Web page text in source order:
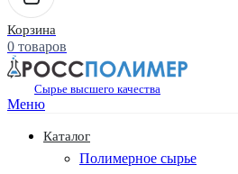
Корзина
0 товаров
Сырье высшего качества
Меню
Каталог
Полимерное сырье